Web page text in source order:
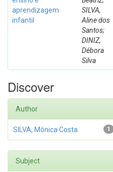
aprendizagem
infantil
SILVA,
Aline dos
Santos;
DINIZ,
Débora
Silva
Discover
Author
1
SILVA, Mônica Costa
Subject